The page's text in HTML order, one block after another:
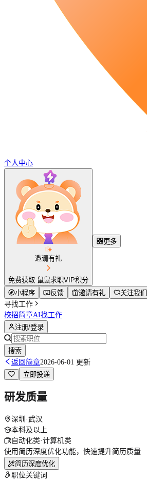
个人中心
邀请有礼
免费获取 鼠鼠求职VIP积分
更多
小程序 反馈 邀请有礼
关注我们
寻找工作
校招简章AI找工作
注册/登录
搜索
返回简章2026-06-01 更新
立即投递
研发质量
深圳·武汉
本科及以上
自动化类·计算机类
使用简历深度优化功能，快速提升简历质量
简历深度优化
职位关键词